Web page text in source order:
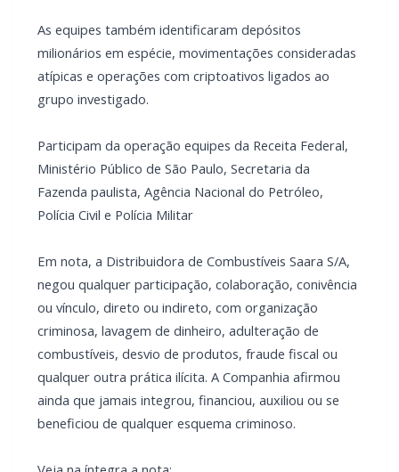
As equipes também identificaram depósitos
milionários em espécie, movimentações consideradas
atípicas e operações com criptoativos ligados ao
grupo investigado.
Participam da operação equipes da Receita Federal,
Ministério Público de São Paulo, Secretaria da
Fazenda paulista, Agência Nacional do Petróleo,
Polícia Civil e Polícia Militar
Em nota, a Distribuidora de Combustíveis Saara S/A,
negou qualquer participação, colaboração, conivência
ou vínculo, direto ou indireto, com organização
criminosa, lavagem de dinheiro, adulteração de
combustíveis, desvio de produtos, fraude fiscal ou
qualquer outra prática ilícita. A Companhia afirmou
ainda que jamais integrou, financiou, auxiliou ou se
beneficiou de qualquer esquema criminoso.